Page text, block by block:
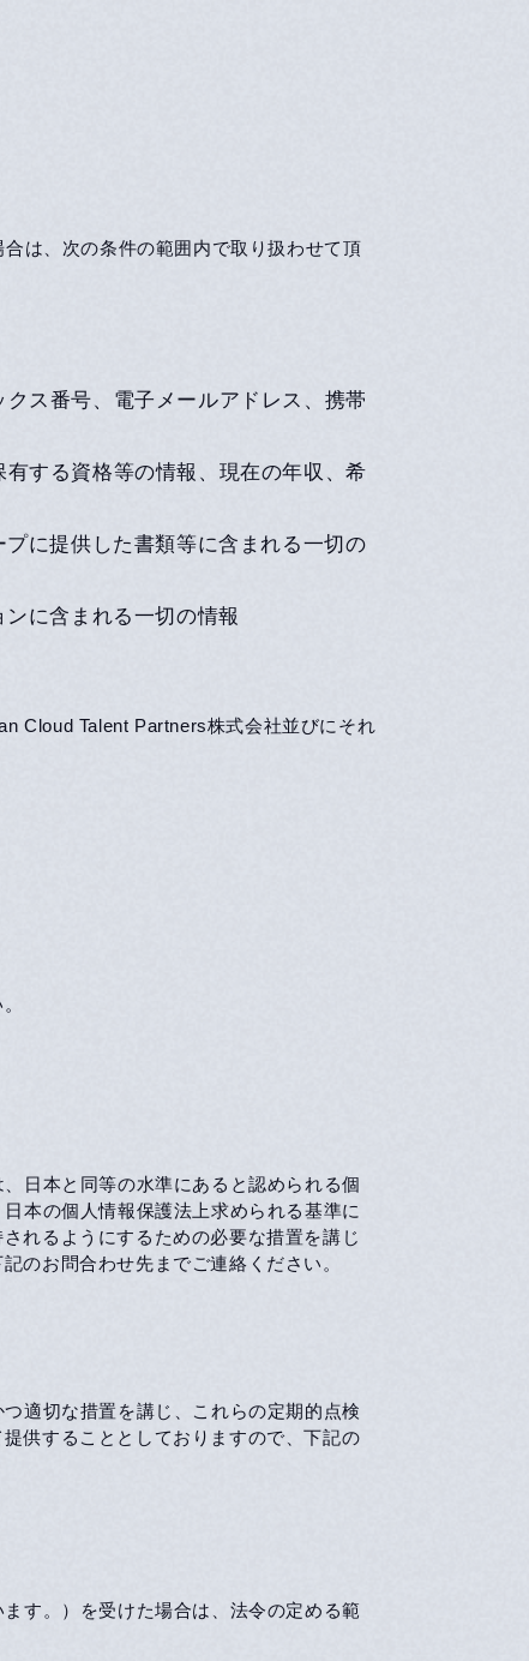
は、次の条件の範囲内で取り扱わせて頂
ス番号、電子メールアドレス、携帯
する資格等の情報、現在の年収、希
に提供した書類等に含まれる一切の
に含まれる一切の情報
Cloud Talent Partners株式会社並びにそれ
日本と同等の水準にあると認められる個
本の個人情報保護法上求められる基準に
れるようにするための必要な措置を講じ
のお問合わせ先までご連絡ください。
適切な措置を講じ、これらの定期的点検
供することとしておりますので、下記の
す。）を受けた場合は、法令の定める範